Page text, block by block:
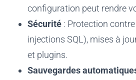
configuration peut rendre
Sécurité : Protection
injections SQL), mises à
et plugins.
Sauvegardes